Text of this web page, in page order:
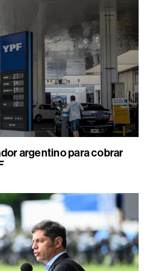
argentino para cobrar